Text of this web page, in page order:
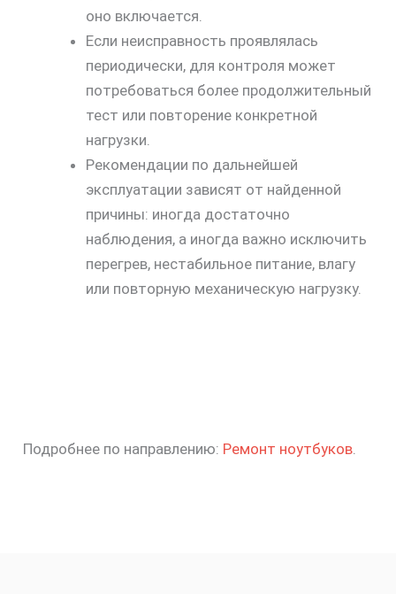
оно включается.
Если неисправность проявлялась
периодически, для контроля может
потребоваться более продолжительный
тест или повторение конкретной
нагрузки.
Рекомендации по дальнейшей
эксплуатации зависят от найденной
причины: иногда достаточно
наблюдения, а иногда важно исключить
перегрев, нестабильное питание, влагу
или повторную механическую нагрузку.
Подробнее по направлению: Ремонт ноутбуков.